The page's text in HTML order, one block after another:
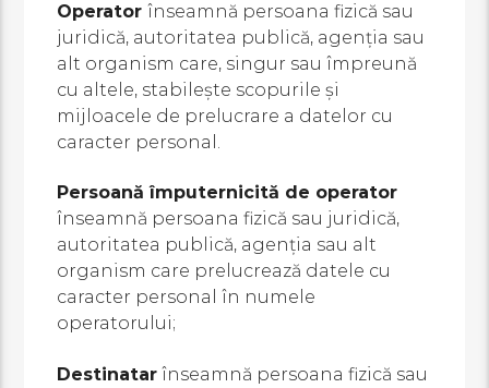
Operatorînseamnă persoana fizică sau
juridică, autoritatea publică, agenţia sau
alt organism care, singur sau împreună
cu altele, stabileşte scopurile şi
mijloacele de prelucrare a datelor cu
caracter personal.
Persoană împuternicită de operator
înseamnă persoana fizică sau juridică,
autoritatea publică, agenţia sau alt
organism care prelucrează datele cu
caracter personal în numele
operatorului;
Destinatar înseamnă persoana fizică sau